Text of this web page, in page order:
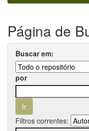
Página de
Buscar em:
por
Filtros correntes: